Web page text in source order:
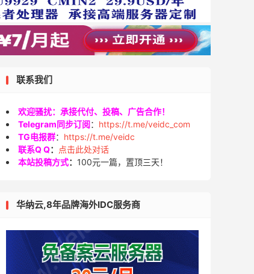
联系我们
欢迎骚扰：承接代付、投稿、广告合作！
Telegram同步订阅： https://t.me/veidc_com
TG电报群： https://t.me/veidc
联系Q Q：
点击此处对话
本站投稿方式： 100元一篇，置顶三天！
华纳云,8年品牌海外IDC服务商